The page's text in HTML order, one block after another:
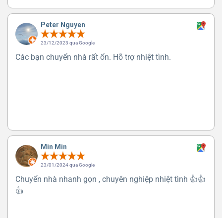
Peter Nguyen
23/12/2023 qua Google
Các bạn chuyển nhà rất ổn. Hỗ trợ nhiệt tình.
Min Min
23/01/2024 qua Google
Chuyển nhà nhanh gọn , chuyên nghiệp nhiệt tình 👍👍
👍